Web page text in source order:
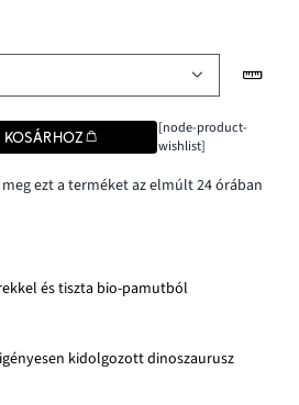
[node-product-
wishlist]
ezt a terméket az elmúlt 24 órában
és tiszta bio-pamutból
kidolgozott dinoszaurusz